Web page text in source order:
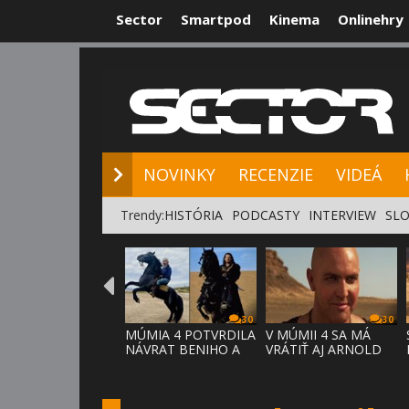
Sector Smartpod Kinema Onlinehry
NOVINKY RECENZIE VIDEÁ
Trendy:HISTÓRIA PODCASTY INTERVIEW
30
MÚMIA 4 POTVRDILA
NÁVRAT BENIHO A
30
V MÚMII 4 SA MÁ
VRÁTIŤ AJ ARNOLD